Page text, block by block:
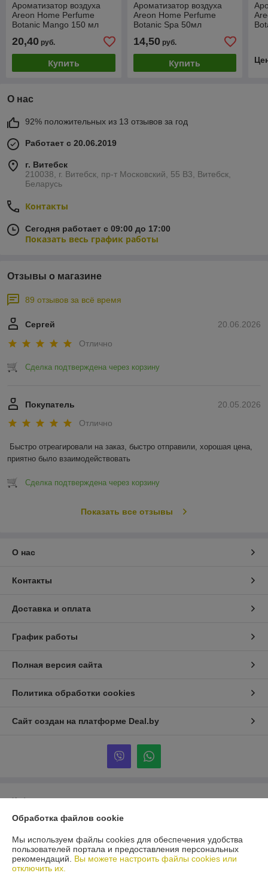
Ароматизатор воздуха
Areon Home Perfume
Botanic Mango 150 мл
20,40 руб.
Купить
Ароматизатор воздуха
Areon Home Perfume
Botanic Spa 50мл
14,50руб.
Купить
О нас
92% положительных из 13 отзывов за год
Работает с 20.06.2019
г. Витебск
210038, г. Витебск, пр-т Московский, 55 B3, Витебск,
Беларусь
Контакты
Сегодня работает с 09:00 до 17:00
Показать весь график работы
Отзывы о магазине
89 отзывов за всё время
20.06.2026
Сергей
Отлично
Сделка подтверждена через корзину
20.05.2026
Покупатель
Отлично
Быстро отреагировали на заказ, быстро отправили, хорошая цена,
приятно было взаимодействовать
Сделка подтверждена через корзину
Показать все отзывы
О нас
Контакты
Доставка и оплата
График работы
Полная версия сайта
Политика обработки cookies
Сайт создан на платформе Deal.by
Информация для покупателя
Юридическое лицо:Общество с ограниченной ответственностью
210038, г. Витебск, Московский пр-т, д.55В-3
Регистрационный номер ЕГР: 390431042
Обработка файлов cookie
Мы используем файлы cookies для обеспечения удобства
пользователей портала и предоставления персональных
рекомендаций. Вы можете настроить файлы cookies или
отключить их.